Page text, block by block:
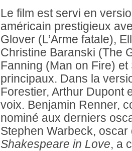
Le film est servi en
américain prestigieux
Glover (L’Arme fatale),
Christine Baranski (The
Fanning (Man on Fire)
principaux. Dans la
Forestier, Arthur Dupont
voix. Benjamin Renner,
nominé aux derniers
Stephen Warbeck,
Shakespeare in Love, a